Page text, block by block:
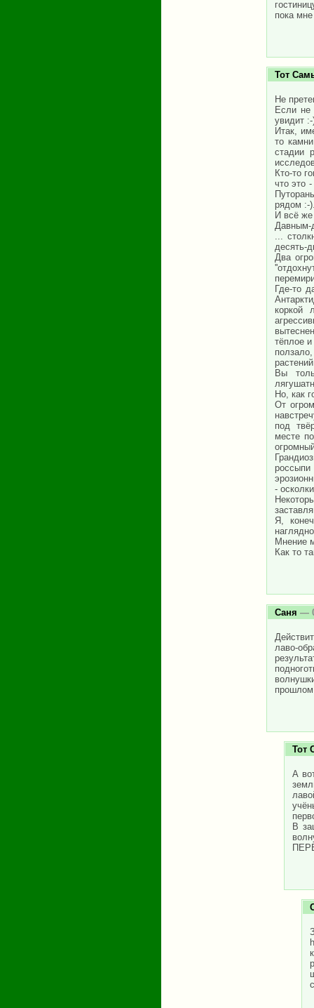
пока
Тот
Не
Если не
увидит :-
Итак,
то
стадии
Кто-то
что это
рядом :-
И всё
Давным-
...
десять-
Два
Где-то
коркой
тёплое
Вы
Но, как
От
под
месте
-
Я,
Мнение
Как то
Саня —
лаво-
прошлом
Тот
А
В